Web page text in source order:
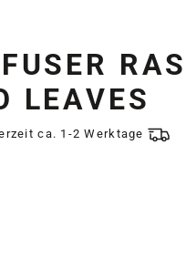
LEAVES
ca. 1-2 Werktage